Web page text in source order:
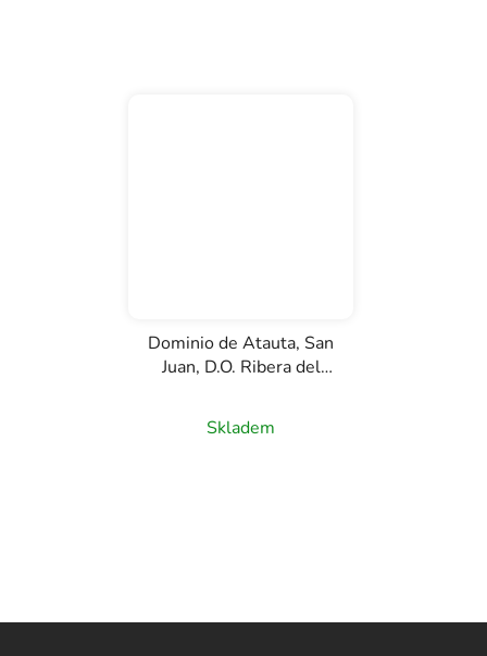
Dominio de Atauta, San
Juan, D.O. Ribera del
0,75l
Skladem